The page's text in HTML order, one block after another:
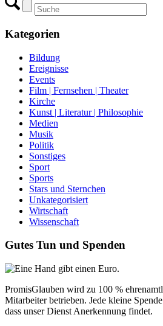
Kategorien
Bildung
Ereignisse
Events
Film | Fernsehen | Theater
Kirche
Kunst | Literatur | Philosophie
Medien
Musik
Politik
Sonstiges
Sport
Sports
Stars und Sternchen
Unkategorisiert
Wirtschaft
Wissenschaft
Gutes Tun und Spenden
PromisGlauben wird zu 100 %
Mitarbeiter betrieben. Jede kleine
dass unser Dienst Anerkennung findet.